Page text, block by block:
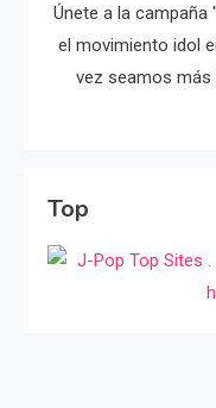
Únete a la campaña
el movimiento idol
vez seamos más
Top